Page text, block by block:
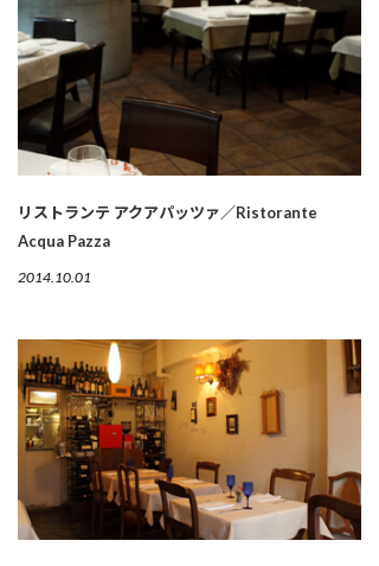
リストランテ アクアパッツァ／Ristorante
Acqua Pazza
2014.10.01